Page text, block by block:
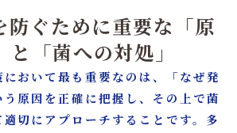
防ぐために重要な「原
と「菌への対処」
おいて最も重要なのは、「なぜ発
原因を正確に把握し、その上で菌
切にアプローチすることです。多